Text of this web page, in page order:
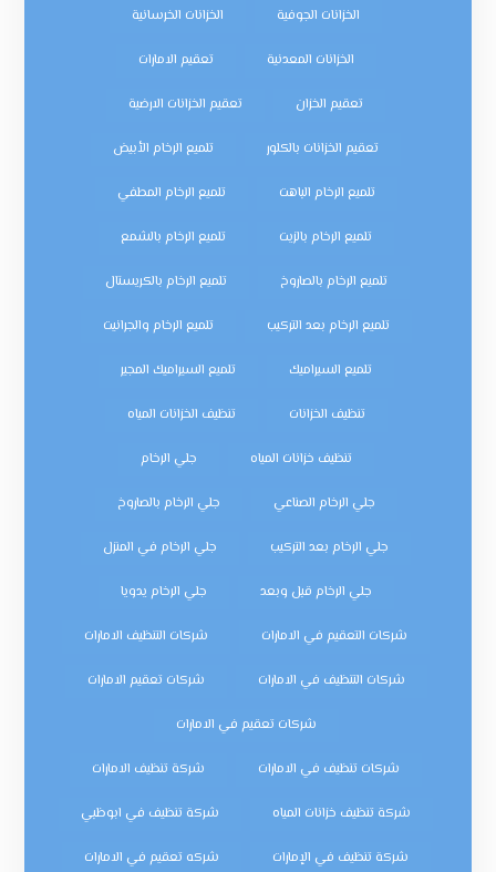
الخزانات الجوفية الخزانات الخرسانية
الخزانات المعدنية تعقيم الامارات
تعقيم الخزان تعقيم الخزانات الارضية
تعقيم الخزانات بالكلور تلميع الرخام الأبيض
تلميع الرخام الباهت تلميع الرخام المطفي
تلميع الرخام بالزيت تلميع الرخام بالشمع
تلميع الرخام بالصاروخ تلميع الرخام بالكريستال
تلميع الرخام بعد التركيب تلميع الرخام والجرانيت
تلميع السيراميك تلميع السيراميك المجير
تنظيف الخزانات تنظيف الخزانات المياه
تنظيف خزانات المياه جلي الرخام
جلي الرخام الصناعي جلي الرخام بالصاروخ
جلي الرخام بعد التركيب جلي الرخام في المنزل
جلي الرخام قبل وبعد جلي الرخام يدويا
شركات التعقيم في الامارات شركات التنظيف الامارات
شركات التنظيف في الامارات شركات تعقيم الامارات
شركات تعقيم في الامارات
شركات تنظيف في الامارات شركة تنظيف الامارات
شركة تنظيف خزانات المياه شركة تنظيف في ابوظبي
شركة تنظيف في الإمارات شركه تعقيم في الامارات